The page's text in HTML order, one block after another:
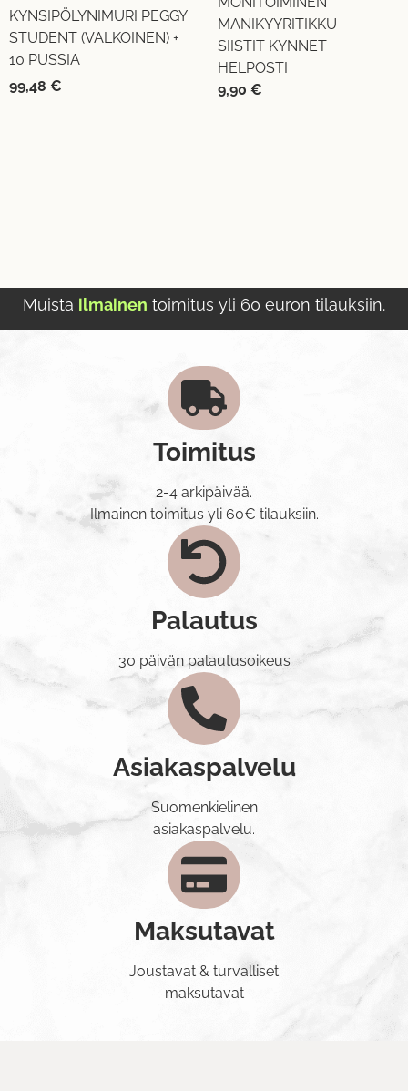
KYNSIPÖLYNIMURI PEGGY
STUDENT (VALKOINEN) +
10 PUSSIA
99,48 €
MANIKYYRITIKKU –
SIISTIT KYNNET
HELPOSTI
9,90 €
Muista ilmainen toimitus yli 60 euron tilauksiin.
Toimitus
2-4 arkipäivää.
Ilmainen toimitus yli 60€ tilauksiin.
Palautus
30 päivän palautusoikeus
Asiakaspalvelu
Suomenkielinen
asiakaspalvelu.
Maksutavat
Joustavat & turvalliset
maksutavat